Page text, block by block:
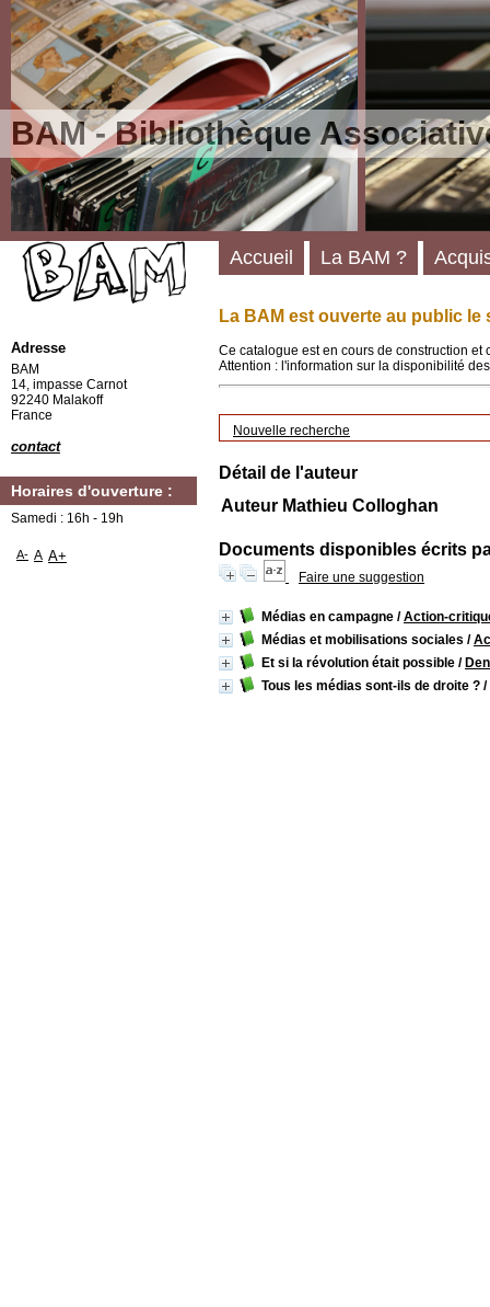
BAM - Bibliothèque
La BAM est ouverte au public le
Ce catalogue est en cours de construction
Attention : l'information sur la disponibilité
Nouvelle recherche
Détail de l'auteur
Auteur Mathieu Colloghan
Documents disponibles écrits
Faire une suggestion
Médias en campagne /Action-
Médias et mobilisations sociales /
Et si la révolution était possible /
Tous les médias sont-ils de droite ? /
Accueil La BAM ?
Adresse
BAM
14, impasse Carnot
92240 Malakoff
France
contact
Horaires d'ouverture :
Samedi : 16h - 19h
A- A A+